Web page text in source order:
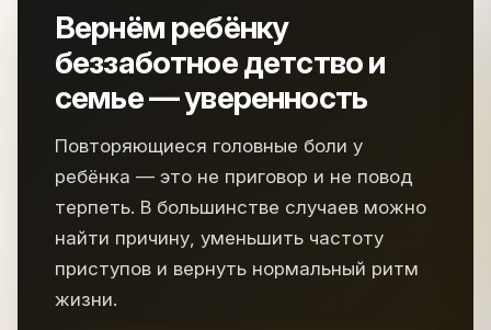
Вернём ребёнку
беззаботное детство и
семье — уверенность
Повторяющиеся головные боли у
ребёнка — это не приговор и не повод
терпеть. В большинстве случаев можно
найти причину, уменьшить частоту
приступов и вернуть нормальный ритм
жизни.